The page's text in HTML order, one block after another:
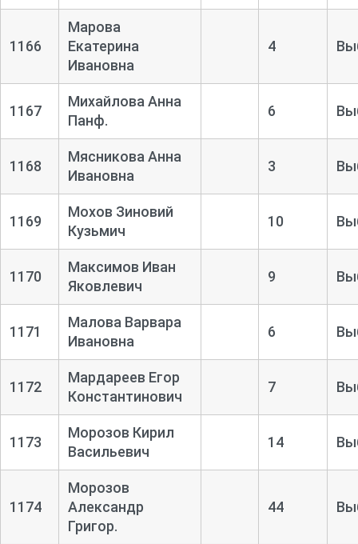
1166
Марова
Екатерина
Ивановна
4
1167
Михайлова Анна
Панф.
6
1168
Мясникова Анна
Ивановна
3
1169
Мохов Зиновий
Кузьмич
10
1170
Максимов Иван
Яковлевич
9
1171
Малова Варвара
Ивановна
6
1172
Мардареев Егор
Константинович
7
1173
Морозов Кирил
Васильевич
14
1174
Морозов
Александр
Григор.
44